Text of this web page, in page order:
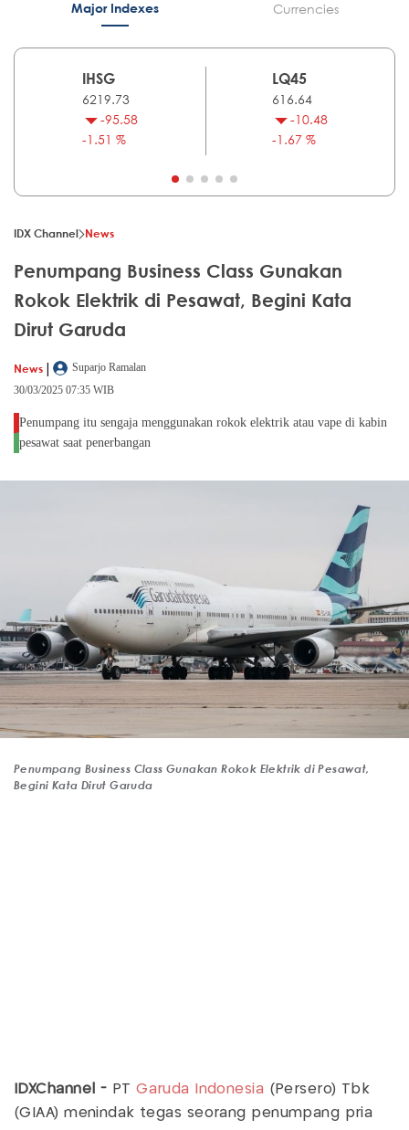
Major Indexes Currencies
IHSG
6219.73
-95.58
-1.51 %
LQ45
616.64
-10.48
-1.67 %
IDX Channel News
Penumpang Business Class Gunakan
Rokok Elektrik di Pesawat, Begini Kata
Dirut Garuda
News |
Suparjo Ramalan
30/03/2025 07:35 WIB
Penumpang itu sengaja menggunakan rokok elektrik atau vape di kabin
pesawat saat penerbangan
Penumpang Business Class Gunakan Rokok Elektrik di Pesawat,
Begini Kata Dirut Garuda
IDXChannel - PTGaruda Indonesia (Persero) Tbk
(GIAA) menindak tegas seorang penumpang pria